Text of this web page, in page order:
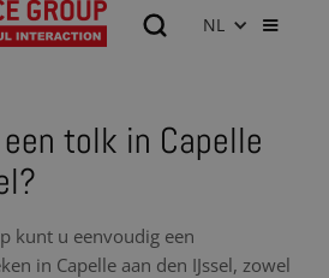
NL
tolk in Capelle
kunt u eenvoudig een
in Capelle aan den IJssel, zowel